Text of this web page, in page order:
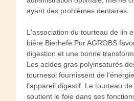
ayant des problèmes dentaires.
L'association du tourteau de lin
bière Bierhefe Pur AGROBS
digestion et une bonne
Les acides gras polyinsaturés
tournesol fournissent de
l'appareil digestif. Le tourteau
soutient le foie dans ses